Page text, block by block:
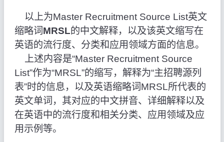
以上为Master Recruitment Source List英文
缩略词 MRSL的中文解释，以及该英文缩写在
英语的流行度、分类和应用领域方面的信息。
上述内容是“Master Recruitment Source
List”作为“MRSL”的缩写，解释为“主招聘源列
表”时的信息，以及英语缩略词MRSL所代表的
英文单词，其对应的中文拼音、详细解释以及
在英语中的流行度和相关分类、应用领域及应
用示例等。